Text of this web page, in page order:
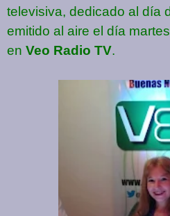
televisiva, dedicado al día
emitido al aire el día
en Veo Radio TV.